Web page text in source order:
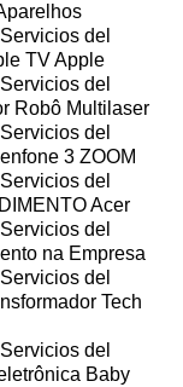
del
TV Apple
del
Robô Multilaser
del
3 ZOOM
del
Acer
del
na Empresa
del
Tech
del
Baby